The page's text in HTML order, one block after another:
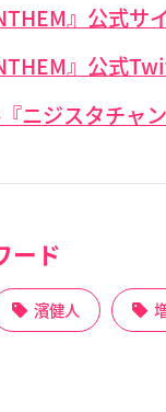
』公式サ
』公式
ニジスタチャン
ード
濱健人